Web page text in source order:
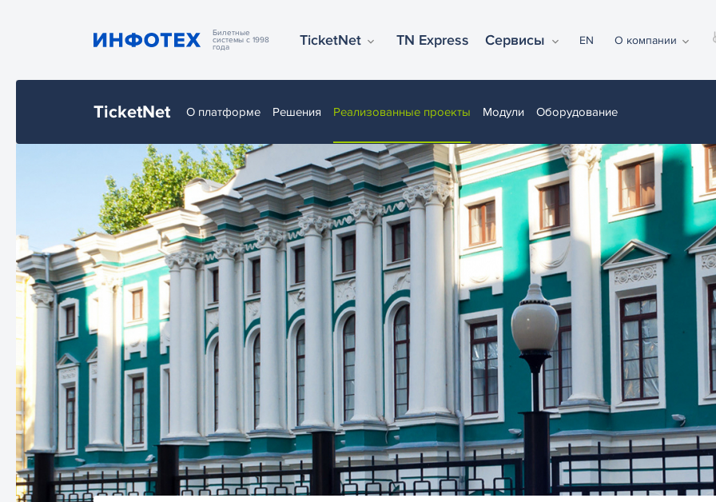
Билетные
системы с 1998
года TicketNet TN Express Сервисы EN О компании
TicketNet О платформе Решения Реализованные проекты Модули Оборудование